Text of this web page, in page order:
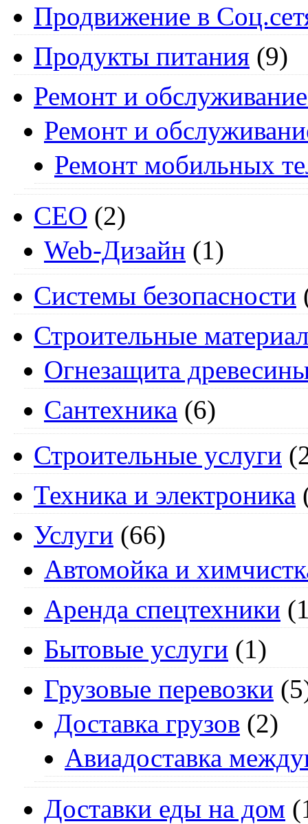
Продвижение в
Продукты питания (9)
Ремонт и
Ремонт и
Ремонт мобильных
СЕО (2)
Web-Дизайн (1)
Системы безопасности
Строительные
Огнезащита
Сантехника (6)
Строительные услуги
Техника и электроника
Услуги (66)
Автомойка и
Аренда спецтехники
Бытовые услуги (1)
Грузовые перевозки
Доставка грузов (2)
Авиадоставка
Доставки еды на дом